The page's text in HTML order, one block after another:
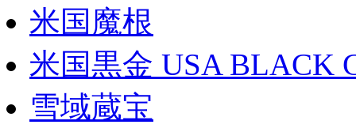
米国魔根
米国黒金 USA BLACK
雪域蔵宝